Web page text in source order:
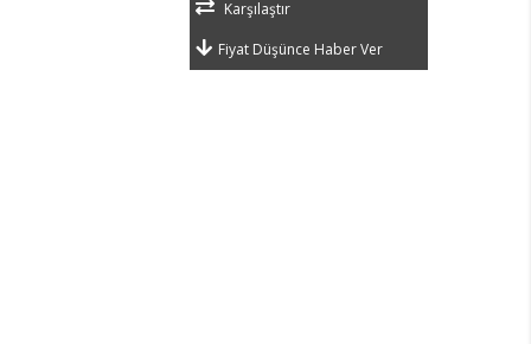
Karşılaştır
Fiyat Düşünce Haber Ver